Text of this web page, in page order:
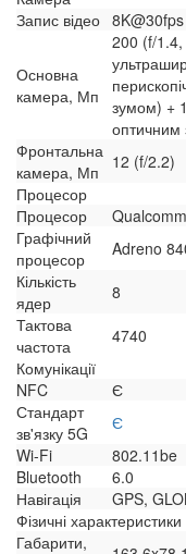
Запис відео 8K@30fps
Основна
камера, Мп
200 (f/
зумом) +
оптичним
Фронтальна
камера, Мп
12 (f/2.2)
Процесор
Процесор
Графічний
процесор
Adreno
Кількість
ядер
8
Тактова
частота
4740
Комунікації
NFC
Є
Стандарт
зв'язку 5G
Є
Wi-Fi
802.11be
Bluetooth
6.0
Навігація
GPS,
Фізичні характеристики
Габарити,